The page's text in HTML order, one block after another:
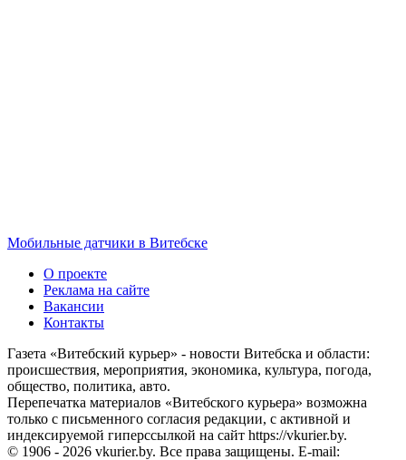
Мобильные датчики в Витебске
О проекте
Реклама на сайте
Вакансии
Контакты
Газета «Витебский курьер» - новости Витебска и области:
происшествия, мероприятия, экономика, культура, погода,
общество, политика, авто.
Перепечатка материалов «Витебского курьера» возможна
только с письменного согласия редакции, с активной и
индексируемой гиперссылкой на сайт https://vkurier.by.
© 1906 - 2026 vkurier.by. Все права защищены. E-mail: